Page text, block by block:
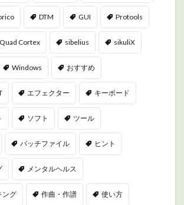
DTM GUI Protools
Quad Cortex sibelius sikuliX
Windows おすすめ
エフェクター キーボード
ソフト ツール
バッチファイル ヒント
メンタルヘルス
ング 作曲・作譜 使い方